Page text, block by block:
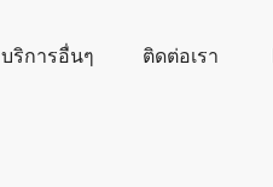
บริการอื่นๆ ติดต่อเรา